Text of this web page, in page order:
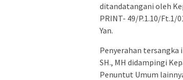
ditandatangani oleh
PRINT- 49/P.1.10/Ft.1/
Yan.
Penyerahan tersangka
SH., MH didampingi
Penuntut Umum